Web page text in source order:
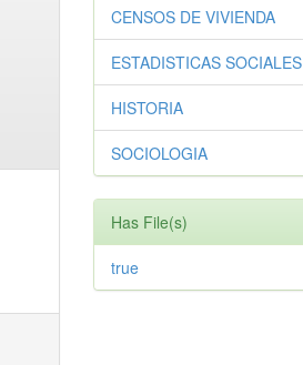
CENSOS DE VIVIENDA
ESTADISTICAS SOCIALES
HISTORIA
SOCIOLOGIA
Has File(s)
true